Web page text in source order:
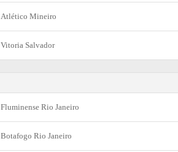
Atlético Mineiro
Vitoria Salvador
Fluminense Rio Janeiro
Botafogo Rio Janeiro